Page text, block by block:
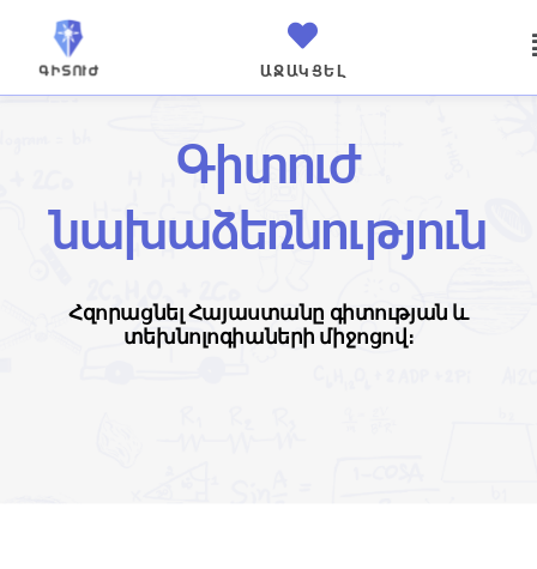
ԱՋԱԿՑԵԼ
Գիտուժ
նախաձեռնություն
Հզորացնել Հայաստանը գիտության և
տեխնոլոգիաների միջոցով։